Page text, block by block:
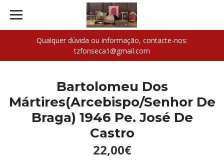
Qualquer dúvida ou informação, contacte-nos:
tzfonseca1@gmail.com
Bartolomeu Dos
Mártires(Arcebispo/Senhor De
Braga) 1946 Pe. José De
Castro
22,00€